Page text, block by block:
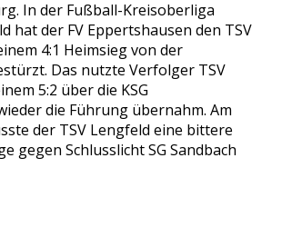
In der Fußball-Kreisoberliga
hat der FV Eppertshausen den TSV
4:1 Heimsieg von der
Das nutzte Verfolger TSV
5:2 über die KSG
die Führung übernahm. Am
der TSV Lengfeld eine bittere
gegen Schlusslicht SG Sandbach